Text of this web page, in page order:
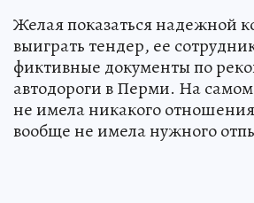
Желая показаться надежной
выиграть тендер, ее
фиктивные документы по
автодороги в Перми. На
не имела никакого
вообще не имела нужного